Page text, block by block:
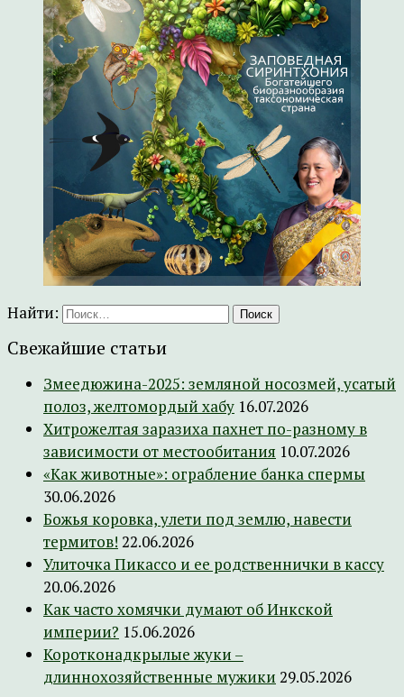
Найти:
Свежайшие статьи
Змеедюжина-2025: земляной носозмей, усатый
полоз, желтомордый хабу 16.07.2026
Хитрожелтая заразиха пахнет по-разному в
зависимости от местообитания 10.07.2026
«Как животные»: ограбление банка спермы
30.06.2026
Божья коровка, улети под землю, навести
термитов! 22.06.2026
Улиточка Пикассо и ее родственнички в кассу
20.06.2026
Как часто хомячки думают об Инкской
империи? 15.06.2026
Коротконадкрылые жуки –
длиннохозяйственные мужики 29.05.2026